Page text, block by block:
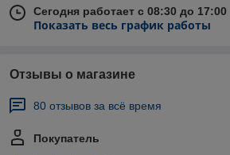
Сегодня работает с 08:30 до 17:00
Показать весь график работы
Отзывы о магазине
80 отзывов за всё время
Покупатель